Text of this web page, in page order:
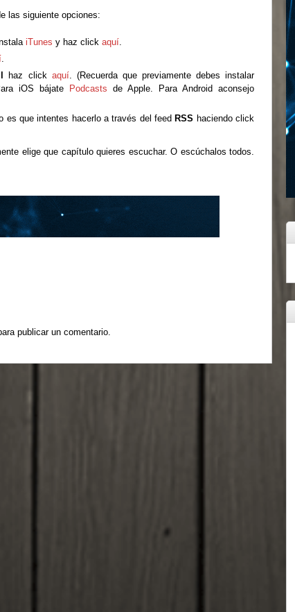
las siguiente opciones:
iTunes y haz click aquí.
.
haz click aquí. (Recuerda que previamente debes instalar
iOS bájate
Podcasts de Apple. Para Android aconsejo
es que intentes hacerlo a través del feed RSS haciendo click
elige que capítulo quieres escuchar. O escúchalos todos.
publicar un comentario.